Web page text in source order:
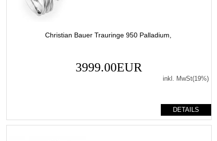
Christian Bauer Trauringe 950 Palladium,
3999.00EUR
inkl. MwSt(19%)
DETAILS